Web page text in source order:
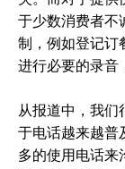
于少数消费者不
制，例如登记订
进行必要的录音
从报道中，我们
于电话越来越普
多的使用电话来